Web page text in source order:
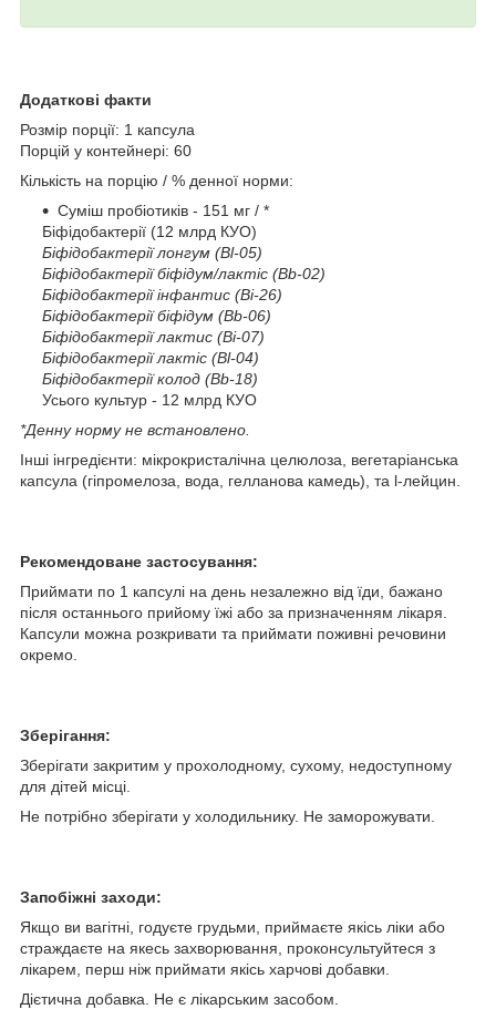
Додаткові факти
Розмір порції: 1 капсула
Порцій у контейнері: 60
Кількість на порцію / % денної норми:
Суміш пробіотиків - 151 мг / *
Біфідобактерії (12 млрд КУО)
Біфідобактерії лонгум (Bl-05)
Біфідобактерії біфідум/лактіс (Bb-02)
Біфідобактерії інфантис (Bi-26)
Біфідобактерії біфідум (Bb-06)
Біфідобактерії лактис (Bi-07)
Біфідобактерії лактіс (Bl-04)
Біфідобактерії колод (Bb-18)
Усього культур - 12 млрд КУО
*Денну норму не встановлено.
Інші інгредієнти: мікрокристалічна целюлоза, вегетаріанська
капсула (гіпромелоза, вода, гелланова камедь), та l-лейцин.
Рекомендоване застосування:
Приймати по 1 капсулі на день незалежно від їди, бажано
після останнього прийому їжі або за призначенням лікаря.
Капсули можна розкривати та приймати поживні речовини
окремо.
Зберігання:
Зберігати закритим у прохолодному, сухому, недоступному
для дітей місці.
Не потрібно зберігати у холодильнику. Не заморожувати.
Запобіжні заходи:
Якщо ви вагітні, годуєте грудьми, приймаєте якісь ліки або
страждаєте на якесь захворювання, проконсультуйтеся з
лікарем, перш ніж приймати якісь харчові добавки.
Дієтична добавка. Не є лікарським засобом.